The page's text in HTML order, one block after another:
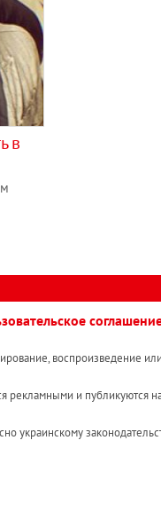
в
воспроизведение
рекламными и публикуются
украинскому